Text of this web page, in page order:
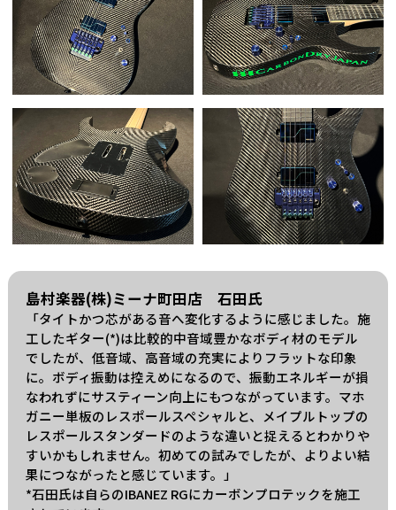
島村楽器(株)ミーナ町田店 石田氏
「タイトかつ芯がある音へ変化するように感じました。施
工したギター(*)は比較的中音域豊かなボディ材のモデル
でしたが、低音域、高音域の充実によりフラットな印象
に。ボディ振動は控えめになるので、振動エネルギーが損
なわれずにサスティーン向上にもつながっています。マホ
ガニー単板のレスポールスペシャルと、メイプルトップの
レスポールスタンダードのような違いと捉えるとわかりや
すいかもしれません。初めての試みでしたが、よりよい結
果につながったと感じています。」
*石田氏は自らのIBANEZ RGにカーボンプロテックを施工